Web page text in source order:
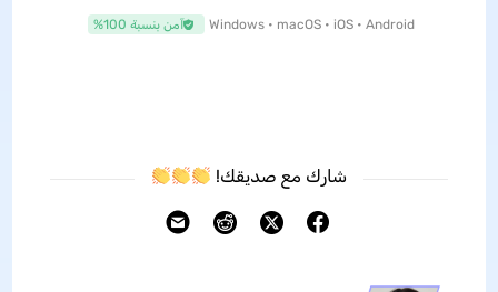
Windows • macOS • iOS • Android آمن بنسبة 100%
شارك مع صديقك!